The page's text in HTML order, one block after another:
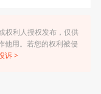
权利人授权发布，仅供
他用。若您的权利被侵
诉 >